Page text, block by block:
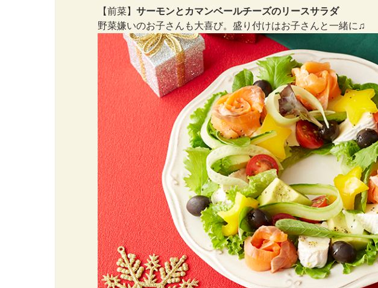
【前菜】 サーモンとカマンベールチーズのリースサラダ
野菜嫌いのお子さんも大喜び。盛り付けはお子さんと一緒に♫